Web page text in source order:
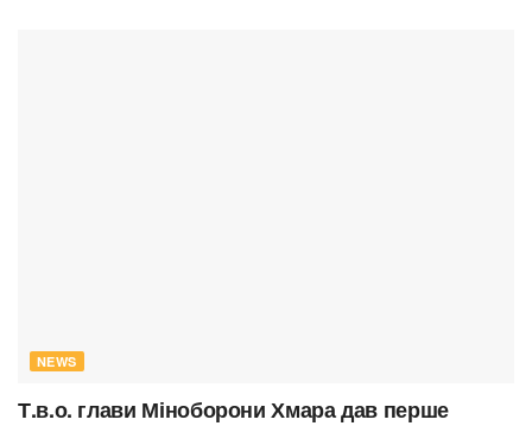
NEWS
Т.в.о. глави Міноборони Хмара дав перше